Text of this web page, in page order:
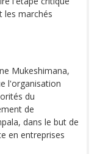
les marchés
Mukeshimana,
l'organisation
du
de
dans le but de
en entreprises